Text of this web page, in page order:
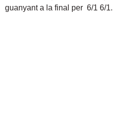
guanyant a la final per 6/1 6/1.